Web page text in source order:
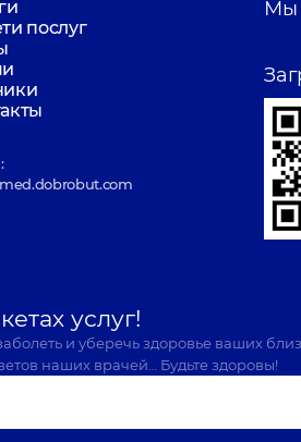
послуг
Мы
услуг!
и уберечь здоровье ваших
наших врачей… Будьте здоровы!